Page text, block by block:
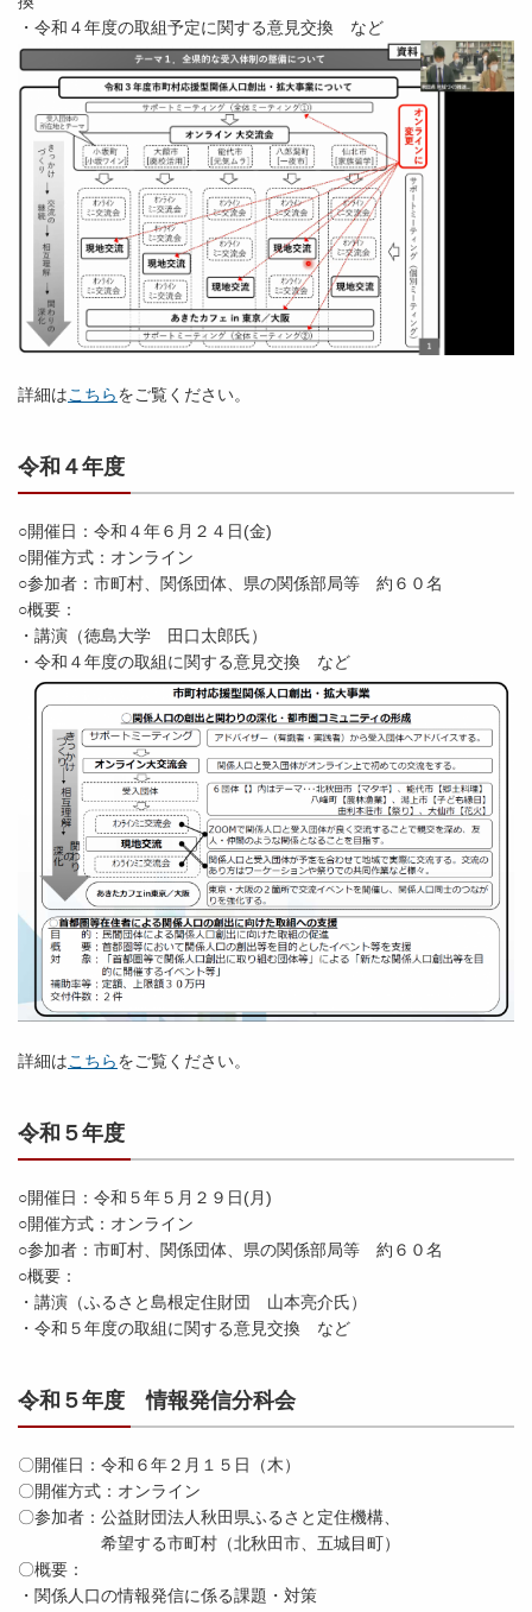
・令和４年度の取組予定に関する意見交換 など
詳細はこちらをご覧ください。
令和４年度
○開催日：令和４年６月２４日(金)
○開催方式：オンライン
○参加者：市町村、関係団体、県の関係部局等 約６０名
○概要：
・講演（徳島大学 田口太郎氏）
・令和４年度の取組に関する意見交換 など
詳細はこちらをご覧ください。
令和５年度
○開催日：令和５年５月２９日(月)
○開催方式：オンライン
○参加者：市町村、関係団体、県の関係部局等 約６０名
○概要：
・講演（ふるさと島根定住財団 山本亮介氏）
・令和５年度の取組に関する意見交換 など
令和５年度 情報発信分科会
〇開催日：令和６年２月１５日（木）
〇開催方式：オンライン
〇参加者：公益財団法人秋田県ふるさと定住機構、
希望する市町村（北秋田市、五城目町）
〇概要：
・関係人口の情報発信に係る課題・対策